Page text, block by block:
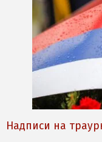
Надписи на